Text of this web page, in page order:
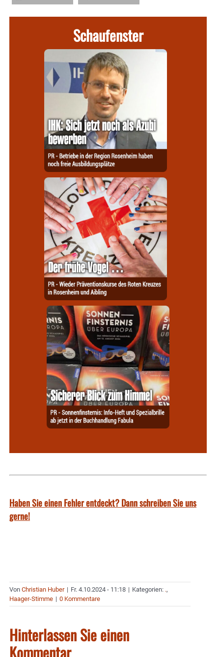
Schaufenster
Haben Sie einen Fehler entdeckt? Dann schreiben Sie uns
gerne!
Von Christian Huber | Fr. 4.10.2024 - 11:18 | Kategorien: .,
Haager-Stimme | 0 Kommentare
Hinterlassen Sie einen
Kommentar